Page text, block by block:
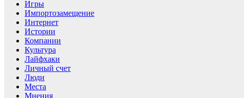
Игры
Импортозамещение
Интернет
Истории
Компании
Культура
Лайфхаки
Личный счет
Люди
Места
Мнения